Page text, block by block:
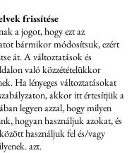
frissítése
a jogot, hogy ezt az
bármikor módosítsuk, ezért
át. A változtatások és
való közzétételükkor
Ha lényeges változtatásokat
akkor itt értesítjük a
legyen azzal, hogy milyen
hogyan használjuk azokat, és
használjuk fel és/vagy
azt.